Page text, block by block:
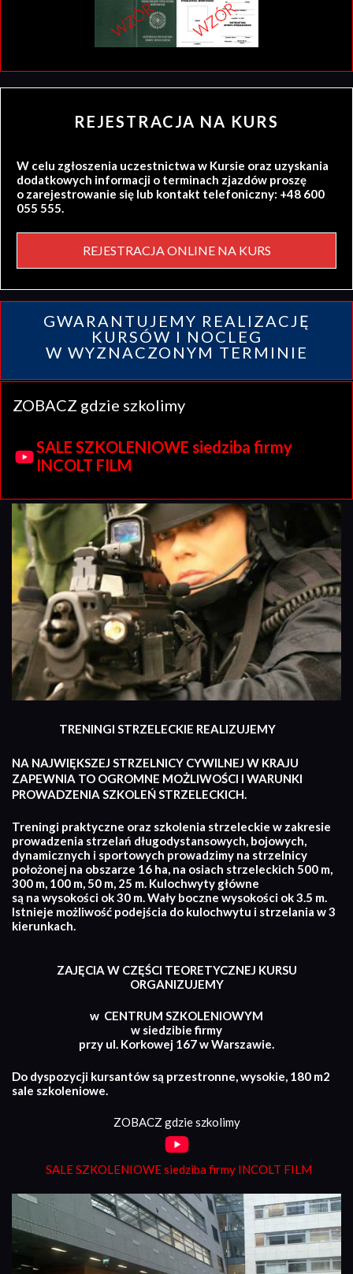
REJESTRACJA NA KURS
W celu zgłoszenia uczestnictwa w Kursie oraz uzyskania
dodatkowych informacji o terminach zjazdów proszę
o zarejestrowanie się lub kontakt telefoniczny: +48 600
055 555.
REJESTRACJA ONLINE NA KURS
GWARANTUJEMY REALIZACJĘ
KURSÓW I NOCLEG
W WYZNACZONYM TERMINIE
ZOBACZ gdzie szkolimy
SALE SZKOLENIOWE siedziba firmy
INCOLT FILM
TRENINGI STRZELECKIE REALIZUJEMY
NA NAJWIĘKSZEJ STRZELNICY CYWILNEJ W KRAJU
ZAPEWNIA TO OGROMNE MOŻLIWOŚCI I WARUNKI
PROWADZENIA SZKOLEŃ STRZELECKICH.
Treningi praktyczne oraz szkolenia strzeleckie w zakresie
prowadzenia strzelań długodystansowych, bojowych,
dynamicznych i sportowych prowadzimy na strzelnicy
położonej na obszarze 16 ha, na osiach strzeleckich 500 m,
300 m, 100 m, 50 m, 25 m. Kulochwyty główne
są na wysokości ok 30 m. Wały boczne wysokości ok 3.5 m.
Istnieje możliwość podejścia do kulochwytu i strzelania w 3
kierunkach.
ZAJĘCIA W CZĘŚCI TEORETYCZNEJ KURSU
ORGANIZUJEMY
w CENTRUM SZKOLENIOWYM
w siedzibie firmy
przy ul. Korkowej 167 w Warszawie.
Do dyspozycji kursantów są przestronne, wysokie, 180 m2
sale szkoleniowe.
ZOBACZ gdzie szkolimy
SALE SZKOLENIOWE siedziba firmy INCOLT FILM